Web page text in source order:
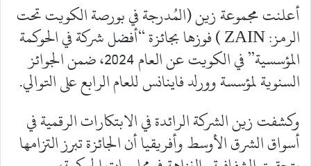
أعلنت مجموعة زين (المُدرجة في بورصة الكويت تحت
الرمز: ZAIN ) فوزها بجائزة “أفضل شركة في الحوكمة
المؤسسية” في الكويت عن العام 2024، ضمن الجوائز
السنوية لمؤسسة وورلد فاينانس للعام الرابع على التوالي.
وكشفت زين الشركة الرائدة في الابتكارات الرقمية في
أسواق الشرق الأوسط وأفريقيا أن الجائزة تبرز التزامها